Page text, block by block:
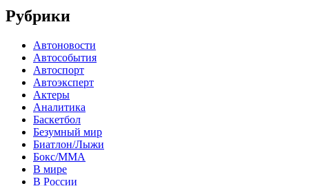
Рубрики
Автоновости
Автособытия
Автоспорт
Автоэксперт
Актеры
Аналитика
Баскетбол
Безумный мир
Биатлон/Лыжи
Бокс/MMA
В мире
В России